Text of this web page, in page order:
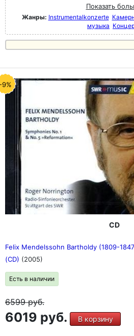
Показать
Жанры: Instrumentalkonzerte
музыка
9%
CD
Felix Mendelssohn Bartholdy (1809-
(CD) (2005)
Есть в наличии
6599руб.
6019 руб. В корзину